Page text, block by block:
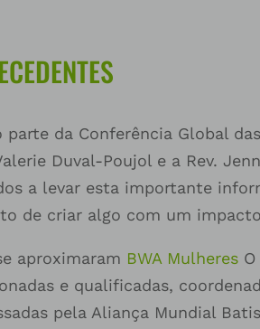
parte da Conferência Global
Duval-Poujol e a Rev.
a levar esta importante
de criar algo com um
aproximaram BWA Mulheres
e qualificadas,
pela Aliança Mundial